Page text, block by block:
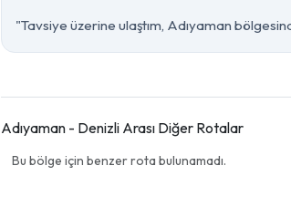
"Tavsiye üzerine ulaştım, Adıyaman
Adıyaman - Denizli Arası Diğer Rotalar
Bu bölge için benzer rota bulunamadı.